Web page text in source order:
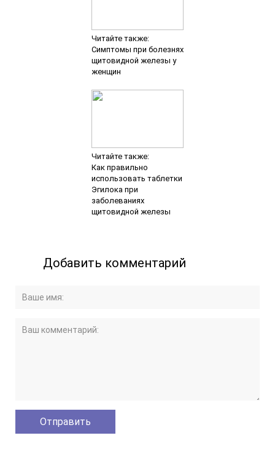
Читайте также:
Симптомы при болезнях
щитовидной железы у
женщин
Читайте также:
Как правильно
использовать таблетки
Эгилока при
заболеваниях
щитовидной железы
Добавить комментарий